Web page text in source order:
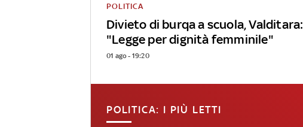
Divieto di burqa a scuola, Valditara:
"Legge per dignità femminile"
POLITICA
01 ago - 19:20
POLITICA: I PIÙ LETTI